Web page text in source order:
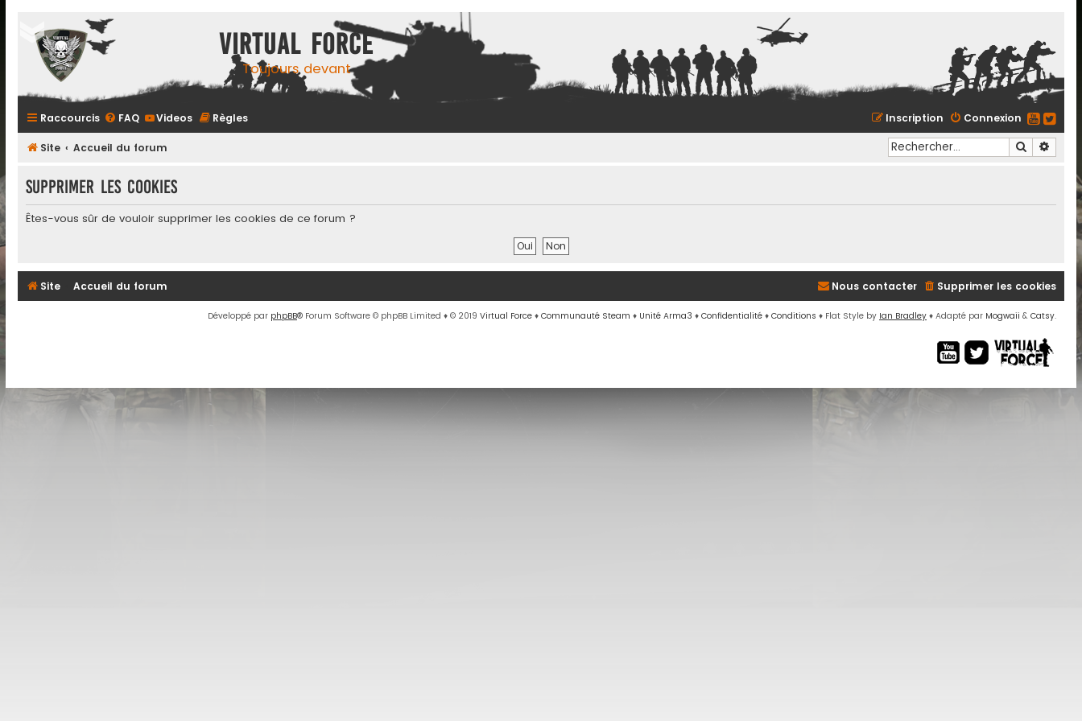
Virtual Force
Toujours devant
Raccourcis FAQ Videos Règles Connexion
Inscription
Site Accueil du forum
Supprimer les cookies
Êtes-vous sûr de vouloir supprimer les cookies de ce forum ?
Site Accueil du forum Supprimer les cookies
Nous contacter
Développé par phpBB® Forum Software © phpBB Limited ♦ © 2019 Virtual Force ♦ Communauté Steam ♦ Unité Arma3 ♦ Confidentialité ♦ Conditions ♦ Flat Style by Ian Bradley ♦ Adapté par Mogwaii & Catsy.